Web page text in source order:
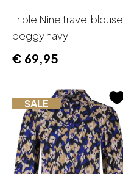
Triple Nine travel blouse
peggy navy
€ 69,95
SALE